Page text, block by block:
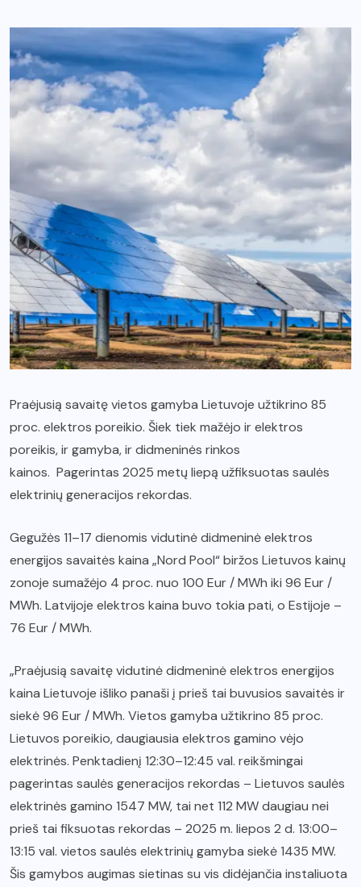
Praėjusią savaitę vietos gamyba Lietuvoje užtikrino 85
proc. elektros poreikio. Šiek tiek mažėjo ir elektros
poreikis, ir gamyba, ir didmeninės rinkos
kainos. Pagerintas 2025 metų liepą užfiksuotas saulės
elektrinių generacijos rekordas.
Gegužės 11–17 dienomis vidutinė didmeninė elektros
energijos savaitės kaina „Nord Pool“ biržos Lietuvos kainų
zonoje sumažėjo 4 proc. nuo 100 Eur / MWh iki 96 Eur /
MWh. Latvijoje elektros kaina buvo tokia pati, o Estijoje –
76 Eur / MWh.
„Praėjusią savaitę vidutinė didmeninė elektros energijos
kaina Lietuvoje išliko panaši į prieš tai buvusios savaitės ir
siekė 96 Eur / MWh. Vietos gamyba užtikrino 85 proc.
Lietuvos poreikio, daugiausia elektros gamino vėjo
elektrinės. Penktadienį 12:30–12:45 val. reikšmingai
pagerintas saulės generacijos rekordas – Lietuvos saulės
elektrinės gamino 1547 MW, tai net 112 MW daugiau nei
prieš tai fiksuotas rekordas – 2025 m. liepos 2 d. 13:00–
13:15 val. vietos saulės elektrinių gamyba siekė 1435 MW.
Šis gamybos augimas sietinas su vis didėjančia instaliuota